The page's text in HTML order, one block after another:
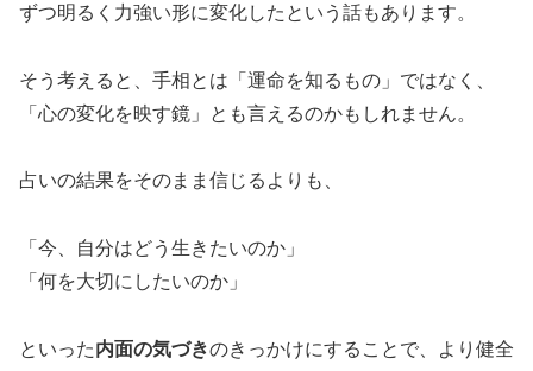
ずつ明るく力強い形に変化したという話もあります。
そう考えると、手相とは「運命を知るもの」ではなく、
「心の変化を映す鏡」とも言えるのかもしれません。
占いの結果をそのまま信じるよりも、
「今、自分はどう生きたいのか」
「何を大切にしたいのか」
といった内面の気づきのきっかけにすることで、より健全